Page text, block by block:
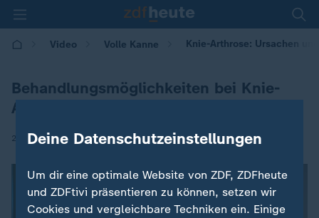
Video Volle Kanne Knie-Arthrose: Ursachen
Behandlungsmöglichkeiten bei Knie-
Arthrose
22.04.2026 | 09:05
Deine Datenschutzeinstellungen
Um dir eine optimale Website von ZDF, ZDFheute
und ZDFtivi präsentieren zu können, setzen wir
Cookies und vergleichbare Techniken ein. Einige